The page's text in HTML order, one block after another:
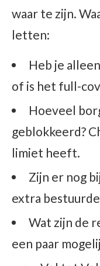
waar te zijn.
letten:
Heb je
of is het full-
Hoeveel
geblokkeerd?
limiet heeft.
Zijn er nog
extra
Wat zijn de
een paar